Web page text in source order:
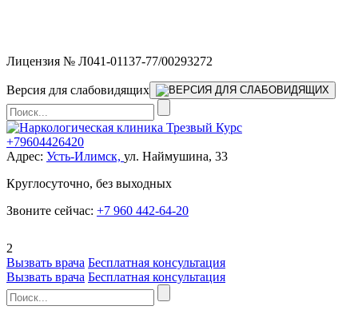
Лицензия № Л041-01137-77/00293272
Версия для слабовидящих
+79604426420
Адрес: Усть-Илимск, ул. Наймушина, 33
Круглосуточно, без выходных
Звоните сейчас: +7 960 442-64-20
2
Вызвать врача Бесплатная консультация
Вызвать врача Бесплатная консультация